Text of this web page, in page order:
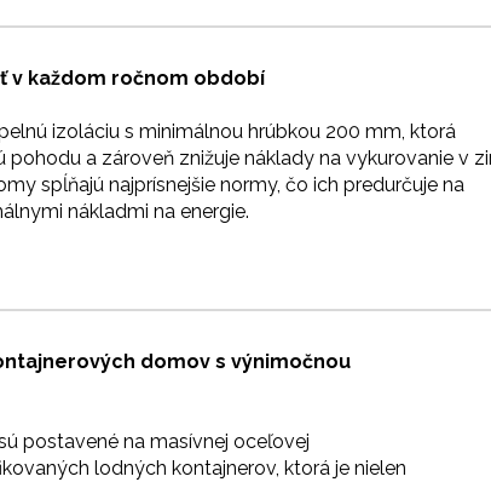
v každom ročnom období
izoláciu s minimálnou hrúbkou 200 mm, ktorá
a zároveň znižuje náklady na vykurovanie v
spĺňajú najprísnejšie normy, čo ich predurčuje na
nákladmi na energie.
domov s výnimočnou
postavené na masívnej oceľovej
lodných kontajnerov, ktorá je nielen